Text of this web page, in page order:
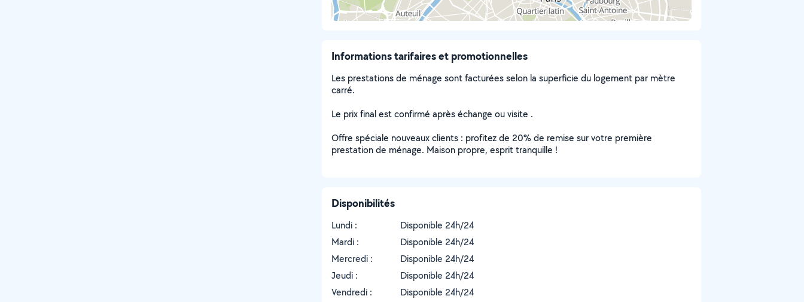
Informations tarifaires et promotionnelles
Les prestations de ménage sont facturées selon la superficie du logement par mètre
carré.
Le prix final est confirmé après échange ou visite .
Offre spéciale nouveaux clients : profitez de 20% de remise sur votre première
prestation de ménage. Maison propre, esprit tranquille !
Disponibilités
Lundi :
Disponible 24h/24
Mardi :
Disponible 24h/24
Mercredi :
Disponible 24h/24
Jeudi :
Disponible 24h/24
Vendredi :
Disponible 24h/24